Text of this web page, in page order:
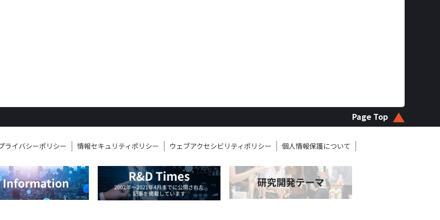
Page Top
ライバシーポリシー 情報セキュリティポリシー ウェブアクセシビリティポリシー 個人情報保護について